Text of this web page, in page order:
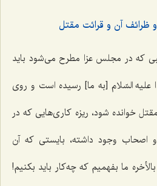
ظرائف آن و قرائت مقتل
که در مجلس عزا مطرح می‌شود باید
علیه السّلام [به ما] رسیده است و روی
خوانده شود، ریزه کاری‌هایی که در
اصحاب وجود داشته، بایستی که آن
بالأخره ما بفهمیم که چه‌کار باید بکنیم!